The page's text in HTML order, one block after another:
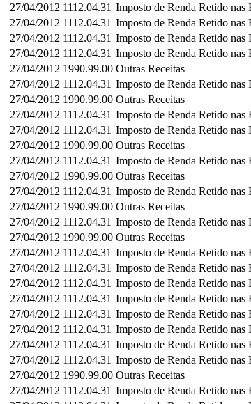
27/04/2012 1112.04.31 Imposto de Renda Retido nas
27/04/2012 1112.04.31 Imposto de Renda Retido nas
27/04/2012 1112.04.31 Imposto de Renda Retido nas
27/04/2012 1112.04.31 Imposto de Renda Retido nas
27/04/2012 1990.99.00 Outras Receitas
27/04/2012 1112.04.31 Imposto de Renda Retido nas
27/04/2012 1990.99.00 Outras Receitas
27/04/2012 1112.04.31 Imposto de Renda Retido nas
27/04/2012 1112.04.31 Imposto de Renda Retido nas
27/04/2012 1990.99.00 Outras Receitas
27/04/2012 1112.04.31 Imposto de Renda Retido nas
27/04/2012 1990.99.00 Outras Receitas
27/04/2012 1112.04.31 Imposto de Renda Retido nas
27/04/2012 1990.99.00 Outras Receitas
27/04/2012 1112.04.31 Imposto de Renda Retido nas
27/04/2012 1990.99.00 Outras Receitas
27/04/2012 1112.04.31 Imposto de Renda Retido nas
27/04/2012 1112.04.31 Imposto de Renda Retido nas
27/04/2012 1112.04.31 Imposto de Renda Retido nas
27/04/2012 1112.04.31 Imposto de Renda Retido nas
27/04/2012 1112.04.31 Imposto de Renda Retido nas
27/04/2012 1112.04.31 Imposto de Renda Retido nas
27/04/2012 1112.04.31 Imposto de Renda Retido nas
27/04/2012 1112.04.31 Imposto de Renda Retido nas
27/04/2012 1990.99.00 Outras Receitas
27/04/2012 1112.04.31 Imposto de Renda Retido nas